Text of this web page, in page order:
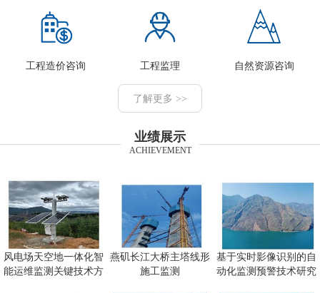
工程造价咨询 工程监理 自然资源咨询
了解更多 >>
业绩展示
ACHIEVEMENT
风电场天空地一体化智
能运维监测关键技术方
燕矶长江大桥主塔线形
施工监测
基于实时影像识别的自
动化监测预警技术研究